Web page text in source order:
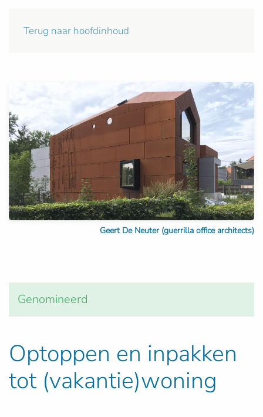
Terug naar hoofdinhoud
Geert De Neuter (guerrilla office architects)
Genomineerd
Optoppen en inpakken
tot (vakantie)woning